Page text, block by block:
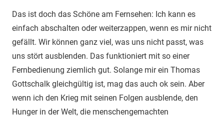
Das ist doch das Schöne am Fernsehen: Ich kann es
einfach abschalten oder weiterzappen, wenn es mir nicht
gefällt. Wir können ganz viel, was uns nicht passt, was
uns stört ausblenden. Das funktioniert mit so einer
Fernbedienung ziemlich gut. Solange mir ein Thomas
Gottschalk gleichgültig ist, mag das auch ok sein. Aber
wenn ich den Krieg mit seinen Folgen ausblende, den
Hunger in der Welt, die menschengemachten